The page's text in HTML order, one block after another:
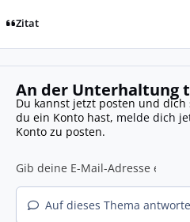
Zitat
An der Unterhaltung
Du kannst jetzt posten und
du ein Konto hast, melde dich
Konto zu posten.
Auf dieses Thema